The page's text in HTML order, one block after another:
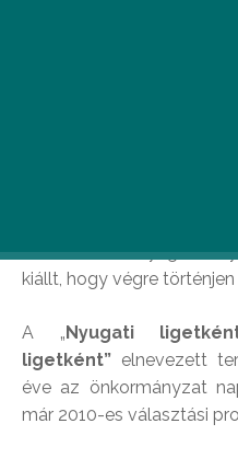
területeit. A Nyugati
kiállt, hogy végre
A „ Nyugati
ligetként” elnevezett
éve az önkormányzat
már 2010-es választási